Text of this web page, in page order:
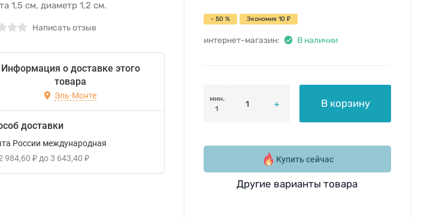
1,5 см, диаметр 1,2 см.
Написать отзыв
Информация о доставке этого
товара
Эль-Монте
доставки
России международная
2 984,60 ₽до 3 643,40 ₽
- 50 % Экономия 10 ₽
интернет-магазин: В наличии
мин.
1
В корзину
Купить сейчас
Другие варианты товара